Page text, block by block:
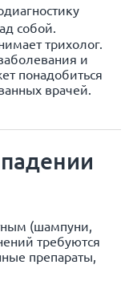
собой.
трихолог.
и
понадобиться
врачей.
(шампуни,
требуются
препараты,